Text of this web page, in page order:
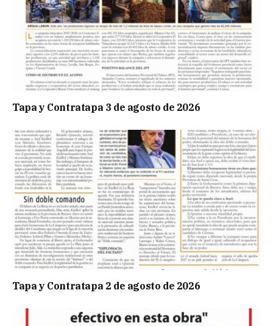
Tapa y Contratapa 3 de agosto de 2026
Tapa y Contratapa 2 de agosto de 2026